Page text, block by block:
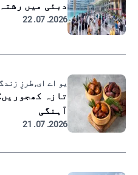
دبئی میں
2026. 07. 22
یو اے ای, طرزِ
تازہ
آہنگی
2026. 07. 21